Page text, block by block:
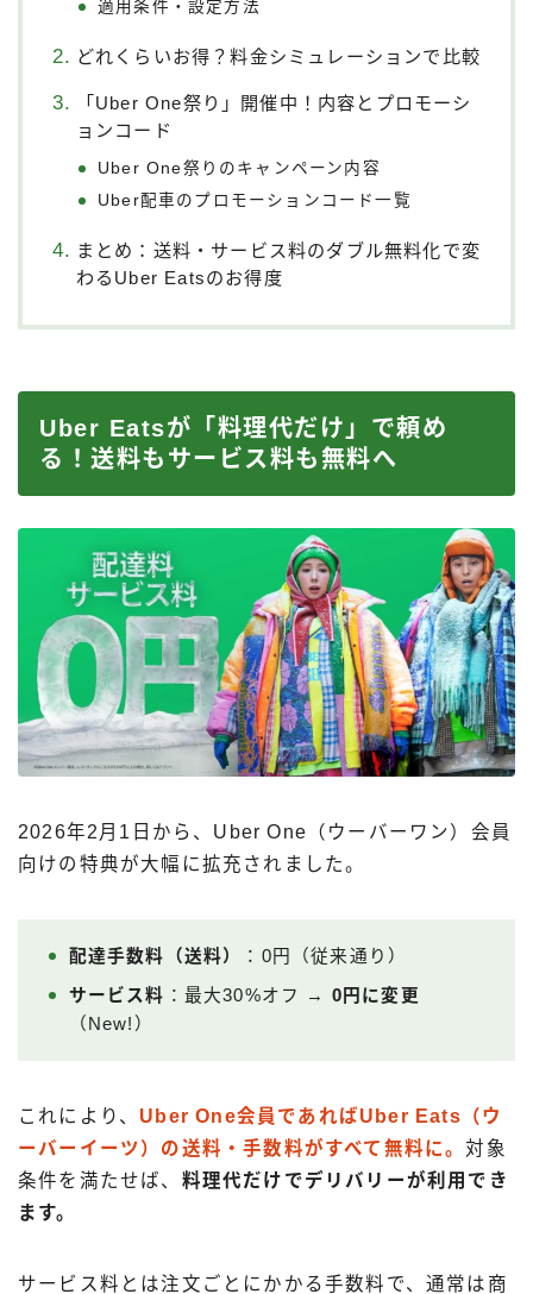
適用条件・設定方法
どれくらいお得？料金シミュレーションで比較
「Uber One祭り」開催中！内容とプロモーシ
ョンコード
Uber One祭りのキャンペーン内容
Uber配車のプロモーションコード一覧
まとめ：送料・サービス料のダブル無料化で変
わるUber Eatsのお得度
Uber Eatsが「料理代だけ」で頼め
る！送料もサービス料も無料へ
2026年2月1日から、Uber One（ウーバーワン）会員
向けの特典が大幅に拡充されました。
配達手数料（送料） ：0円（従来通り）
サービス料 ：最大30%オフ → 0円に変更
（New!）
これにより、 Uber One会員であればUber Eats（ウ
ーバーイーツ）の送料・手数料がすべて無料に。対象
条件を満たせば、 料理代だけでデリバリーが利用でき
ます。
サービス料とは注文ごとにかかる手数料で、通常は商